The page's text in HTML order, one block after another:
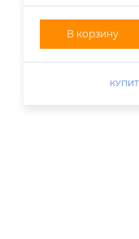
В корзину